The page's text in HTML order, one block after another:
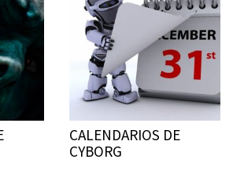
CALENDARIOS DE
CYBORG